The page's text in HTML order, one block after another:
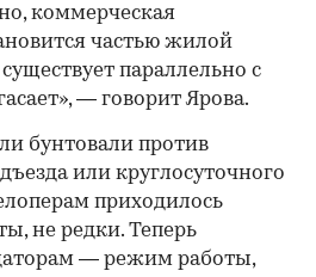
коммерческая
частью жилой
параллельно с
— говорит Ярова.
бунтовали против
или круглосуточного
приходилось
не редки. Теперь
— режим работы,